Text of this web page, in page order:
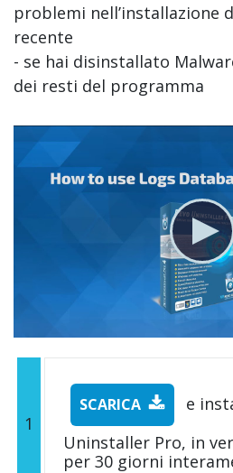
problemi nell’installazione
recente
- se hai disinstallato
dei resti del programma
1
SCARICA
e
Uninstaller Pro, in
per 30 giorni